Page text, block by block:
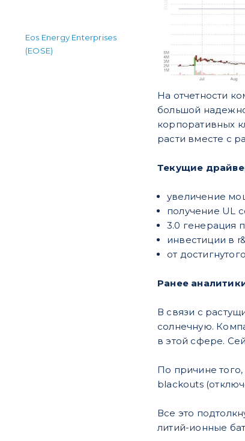
Eos Energy Enterprises
(EOSE)
На отчетности
большой
корпоративных
расти вместе с
Текущие
увеличение
получение UL
3.0 генерация
инвестиции в
от
Ранее
В связи с
солнечную.
в этой сфере.
По причине
blackouts
Все это
литий-ионные